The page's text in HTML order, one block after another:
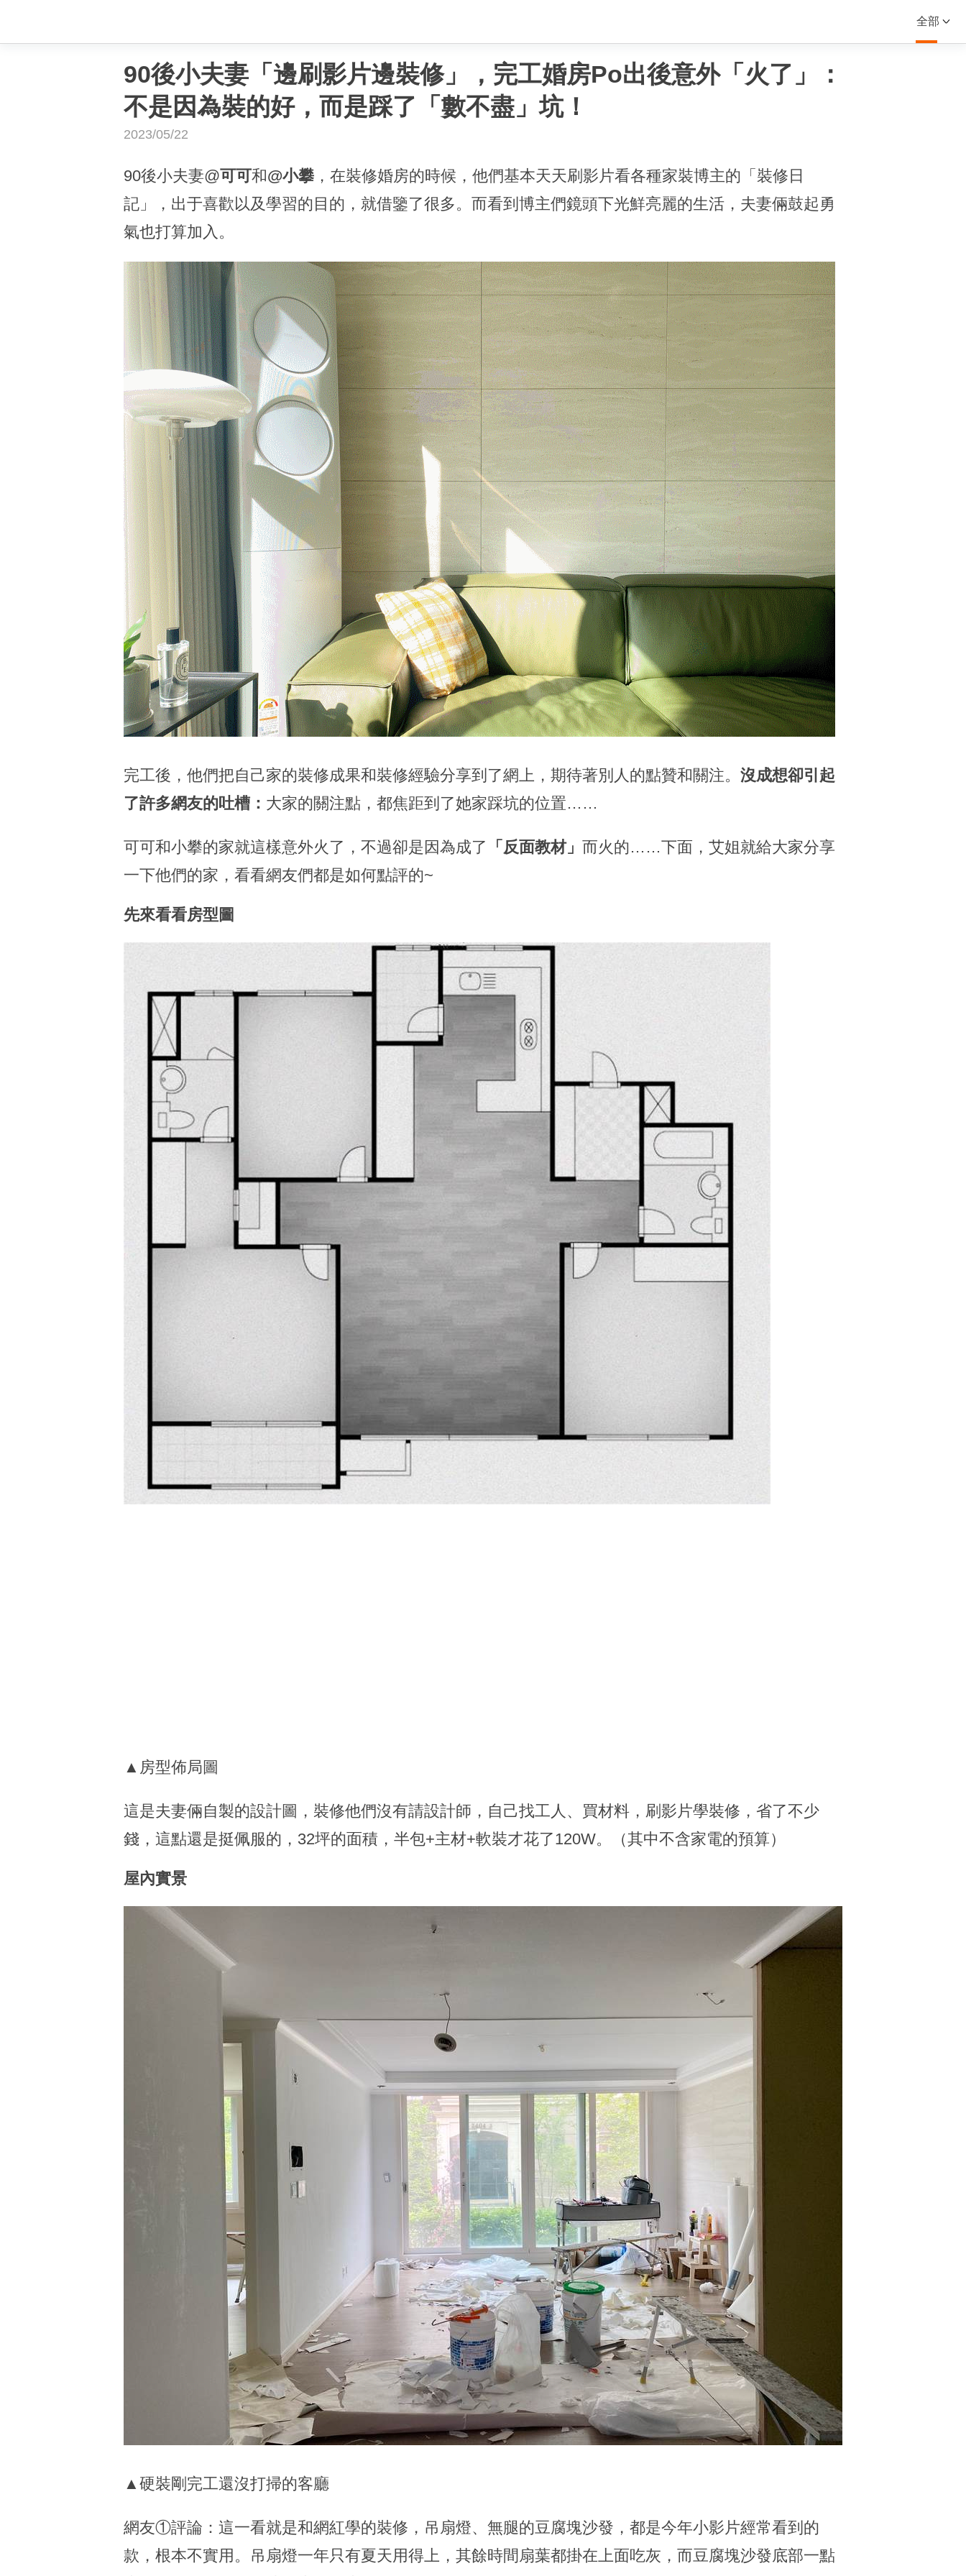
全部
90後小夫妻「邊刷影片邊裝修」，完工婚房Po出後意外「火了」：
不是因為裝的好，而是踩了「數不盡」坑！
2023/05/22
90後小夫妻@可可和@小攀 ，在裝修婚房的時候，他們基本天天刷影片看各種家裝博主的「裝修日
記」，出于喜歡以及學習的目的，就借鑒了很多。而看到博主們鏡頭下光鮮亮麗的生活，夫妻倆鼓起勇
氣也打算加入。
完工後，他們把自己家的裝修成果和裝修經驗分享到了網上，期待著別人的點贊和關注。 沒成想卻引起
了許多網友的吐槽： 大家的關注點，都焦距到了她家踩坑的位置……
可可和小攀的家就這樣意外火了，不過卻是因為成了 「反面教材」 而火的……下面，艾姐就給大家分享
一下他們的家，看看網友們都是如何點評的~
先來看看房型圖
▲房型佈局圖
這是夫妻倆自製的設計圖，裝修他們沒有請設計師，自己找工人、買材料，刷影片學裝修，省了不少
錢，這點還是挺佩服的，32坪的面積，半包+主材+軟裝才花了120W。（其中不含家電的預算）
屋內實景
▲硬裝剛完工還沒打掃的客廳
網友①評論：這一看就是和網紅學的裝修，吊扇燈、無腿的豆腐塊沙發，都是今年小影片經常看到的
款，根本不實用。吊扇燈一年只有夏天用得上，其餘時間扇葉都掛在上面吃灰，而豆腐塊沙發底部一點